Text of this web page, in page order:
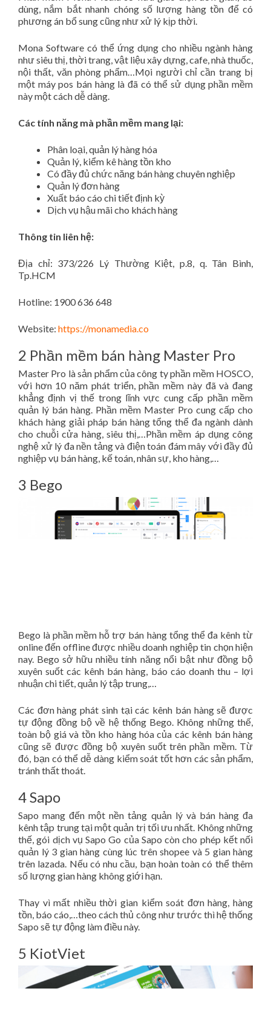
dùng, nắm bắt nhanh chóng số lượng hàng tồn để có
phương án bổ sung cũng như xử lý kịp thời.
Mona Software có thể ứng dụng cho nhiều ngành hàng
như siêu thị, thời trang, vật liệu xây dựng, cafe, nhà thuốc,
nội thất, văn phòng phẩm…Mọi người chỉ cần trang bị
một máy pos bán hàng là đã có thể sử dụng phần mềm
này một cách dễ dàng.
Các tính năng mà phần mềm mang lại:
Phân loại, quản lý hàng hóa
Quản lý, kiểm kê hàng tồn kho
Có đầy đủ chức năng bán hàng chuyên nghiệp
Quản lý đơn hàng
Xuất báo cáo chi tiết định kỳ
Dịch vụ hậu mãi cho khách hàng
Thông tin liên hệ:
Địa chỉ: 373/226 Lý Thường Kiệt, p.8, q. Tân Bình,
Tp.HCM
Hotline: 1900 636 648
Website: https://monamedia.co
2 Phần mềm bán hàng Master Pro
Master Pro là sản phẩm của công ty phần mềm HOSCO,
với hơn 10 năm phát triển, phần mềm này đã và đang
khẳng định vị thế trong lĩnh vực cung cấp phần mềm
quản lý bán hàng. Phần mềm Master Pro cung cấp cho
khách hàng giải pháp bán hàng tổng thể đa ngành dành
cho chuỗi cửa hàng, siêu thị,…Phần mềm áp dụng công
nghệ xử lý đa nền tảng và điện toán đám mây với đầy đủ
nghiệp vụ bán hàng, kế toán, nhân sự, kho hàng,…
3 Bego
Bego là phần mềm hỗ trợ bán hàng tổng thể đa kênh từ
online đến offline được nhiều doanh nghiệp tin chọn hiện
nay. Bego sở hữu nhiều tính năng nổi bật như đồng bộ
xuyên suốt các kênh bán hàng, báo cáo doanh thu – lợi
nhuận chi tiết, quản lý tập trung,…
Các đơn hàng phát sinh tại các kênh bán hàng sẽ được
tự động đồng bộ về hệ thống Bego. Không những thế,
toàn bộ giá và tồn kho hàng hóa của các kênh bán hàng
cũng sẽ được đồng bộ xuyên suốt trên phần mềm. Từ
đó, bạn có thể dễ dàng kiểm soát tốt hơn các sản phẩm,
tránh thất thoát.
4 Sapo
Sapo mang đến một nền tảng quản lý và bán hàng đa
kênh tập trung tại một quản trị tối ưu nhất. Không những
thế, gói dịch vụ Sapo Go của Sapo còn cho phép kết nối
quản lý 3 gian hàng cùng lúc trên shopee và 5 gian hàng
trên lazada. Nếu có nhu cầu, bạn hoàn toàn có thể thêm
số lượng gian hàng không giới hạn.
Thay vì mất nhiều thời gian kiểm soát đơn hàng, hàng
tồn, báo cáo,…theo cách thủ công như trước thì hệ thống
Sapo sẽ tự động làm điều này.
5 KiotViet